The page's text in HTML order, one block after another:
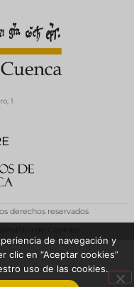
1
derechos reservados
de navegación y
clic en “Aceptar cookies”
uso de las cookies.